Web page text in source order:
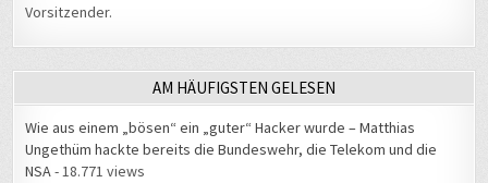
Vorsitzender.
AM HÄUFIGSTEN GELESEN
Wie aus einem „bösen“ ein „guter“ Hacker wurde – Matthias
Ungethüm hackte bereits die Bundeswehr, die Telekom und die
NSA- 18.771 views